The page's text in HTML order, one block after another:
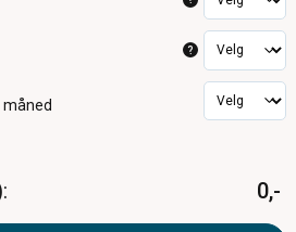
?
måned
0,-